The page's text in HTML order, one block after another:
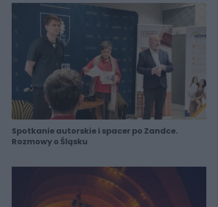
Spotkanie autorskie i spacer po Zandce.
Rozmowy o Śląsku